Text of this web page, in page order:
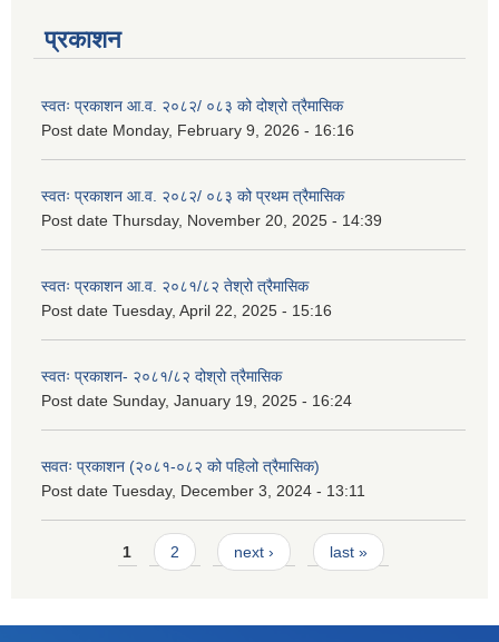
प्रकाशन
स्वतः प्रकाशन आ.व. २०८२/ ०८३ को दोश्रो त्रैमासिक
Post date Monday, February 9, 2026 - 16:16
स्वतः प्रकाशन आ.व. २०८२/ ०८३ को प्रथम त्रैमासिक
Post date Thursday, November 20, 2025 - 14:39
स्वतः प्रकाशन आ.व. २०८१/८२ तेश्रो त्रैमासिक
Post date Tuesday, April 22, 2025 - 15:16
स्वतः प्रकाशन- २०८१/८२ दोश्रो त्रैमासिक
Post date Sunday, January 19, 2025 - 16:24
सवतः प्रकाशन (२०८१-०८२ को पहिलो त्रैमासिक)
Post date Tuesday, December 3, 2024 - 13:11
Pages1 2 next › last »